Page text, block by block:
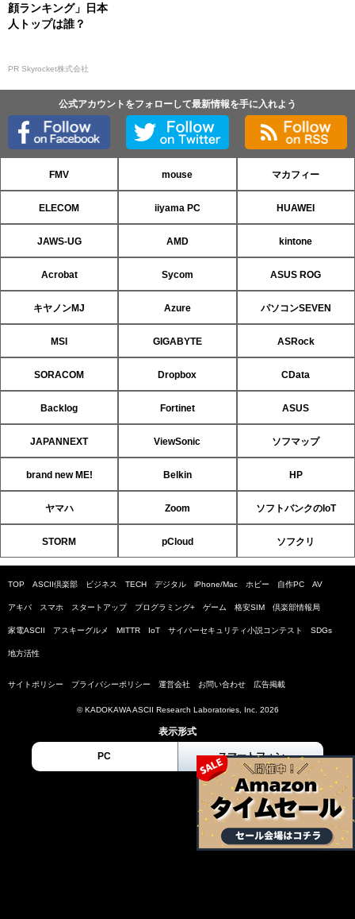
顔ランキング」日本
人トップは誰？
PR Skyrocket株式会社
公式アカウントをフォローして最新情報を手に入れよう
FMV mouse マカフィー
ELECOM iiyama PC HUAWEI
JAWS-UG AMD kintone
Acrobat Sycom ASUS ROG
キヤノンMJ Azure パソコンSEVEN
MSI GIGABYTE ASRock
SORACOM Dropbox CData
Backlog Fortinet ASUS
JAPANNEXT ViewSonic ソフマップ
brand new ME! Belkin HP
ヤマハ Zoom ソフトバンクのIoT
STORM pCloud ソフクリ
TOP ASCII倶楽部 ビジネス TECH デジタル iPhone/Mac ホビー 自作PC AV
アキバ スマホ スタートアップ プログラミング+ ゲーム 格安SIM 倶楽部情報局
家電ASCII アスキーグルメ MITTR IoT サイバーセキュリティ小説コンテスト SDGs
地方活性
サイトポリシー プライバシーポリシー 運営会社 お問い合わせ 広告掲載
© KADOKAWA ASCII Research Laboratories, Inc. 2026
表示形式
PC スマートフォン